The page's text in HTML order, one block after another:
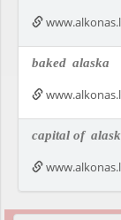
baked alaska
capital of